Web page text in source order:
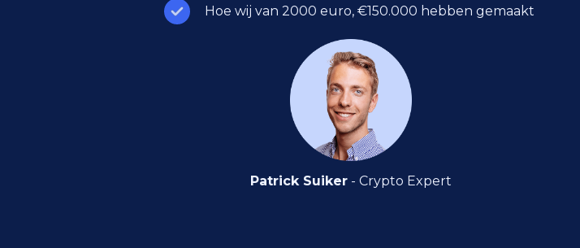
Hoe wij van 2000 euro, €150.000 hebben gemaakt
Patrick Suiker - Crypto Expert